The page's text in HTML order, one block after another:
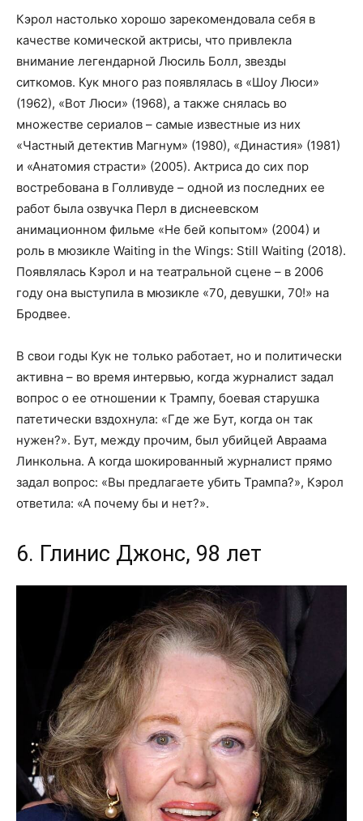
Кэрол настолько хорошо зарекомендовала себя в
качестве комической актрисы, что привлекла
внимание легендарной Люсиль Болл, звезды
ситкомов. Кук много раз появлялась в «Шоу Люси»
(1962), «Вот Люси» (1968), а также снялась во
множестве сериалов – самые известные из них
«Частный детектив Магнум» (1980), «Династия» (1981)
и «Анатомия страсти» (2005). Актриса до сих пор
востребована в Голливуде – одной из последних ее
работ была озвучка Перл в диснеевском
анимационном фильме «Не бей копытом» (2004) и
роль в мюзикле Waiting in the Wings: Still Waiting (2018).
Появлялась Кэрол и на театральной сцене – в 2006
году она выступила в мюзикле «70, девушки, 70!» на
Бродвее.
В свои годы Кук не только работает, но и политически
активна – во время интервью, когда журналист задал
вопрос о ее отношении к Трампу, боевая старушка
патетически вздохнула: «Где же Бут, когда он так
нужен?». Бут, между прочим, был убийцей Авраама
Линкольна. А когда шокированный журналист прямо
задал вопрос: «Вы предлагаете убить Трампа?», Кэрол
ответила: «А почему бы и нет?».
6. Глинис Джонс, 98 лет